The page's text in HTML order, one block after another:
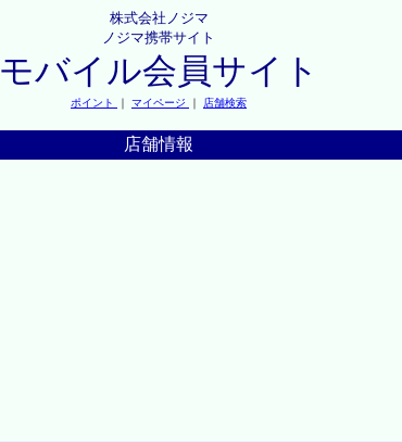
株式会社ノジマ
ノジマ携帯サイト
モバイル会員サイト
ポイント ｜ マイページ ｜ 店舗検索
店舗情報